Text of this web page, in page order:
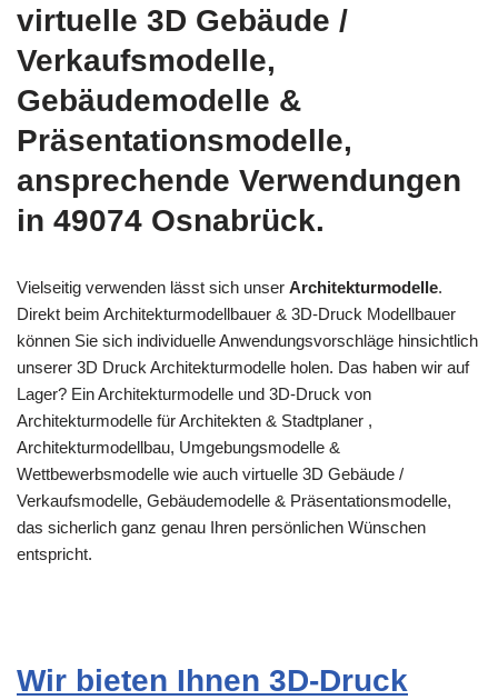
virtuelle 3D Gebäude /
Verkaufsmodelle,
Gebäudemodelle &
Präsentationsmodelle,
ansprechende Verwendungen
in 49074 Osnabrück.
Vielseitig verwenden lässt sich unser Architekturmodelle.
Direkt beim Architekturmodellbauer & 3D-Druck Modellbauer
können Sie sich individuelle Anwendungsvorschläge hinsichtlich
unserer 3D Druck Architekturmodelle holen. Das haben wir auf
Lager? Ein Architekturmodelle und 3D-Druck von
Architekturmodelle für Architekten & Stadtplaner ,
Architekturmodellbau, Umgebungsmodelle &
Wettbewerbsmodelle wie auch virtuelle 3D Gebäude /
Verkaufsmodelle, Gebäudemodelle & Präsentationsmodelle,
das sicherlich ganz genau Ihren persönlichen Wünschen
entspricht.
Wir bieten Ihnen 3D-Druck